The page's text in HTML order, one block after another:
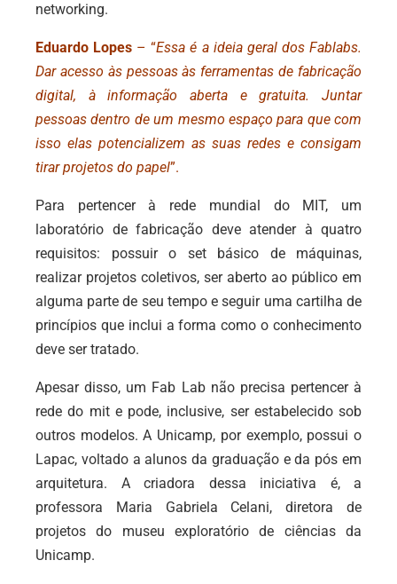
networking.
Eduardo Lopes – “Essa é a ideia geral dos Fablabs.
Dar acesso às pessoas às ferramentas de fabricação
digital, à informação aberta e gratuita. Juntar
pessoas dentro de um mesmo espaço para que com
isso elas potencializem as suas redes e consigam
tirar projetos do papel”.
Para pertencer à rede mundial do MIT, um
laboratório de fabricação deve atender à quatro
requisitos: possuir o set básico de máquinas,
realizar projetos coletivos, ser aberto ao público em
alguma parte de seu tempo e seguir uma cartilha de
princípios que inclui a forma como o conhecimento
deve ser tratado.
Apesar disso, um Fab Lab não precisa pertencer à
rede do mit e pode, inclusive, ser estabelecido sob
outros modelos. A Unicamp, por exemplo, possui o
Lapac, voltado a alunos da graduação e da pós em
arquitetura. A criadora dessa iniciativa é, a
professora Maria Gabriela Celani, diretora de
projetos do museu exploratório de ciências da
Unicamp.